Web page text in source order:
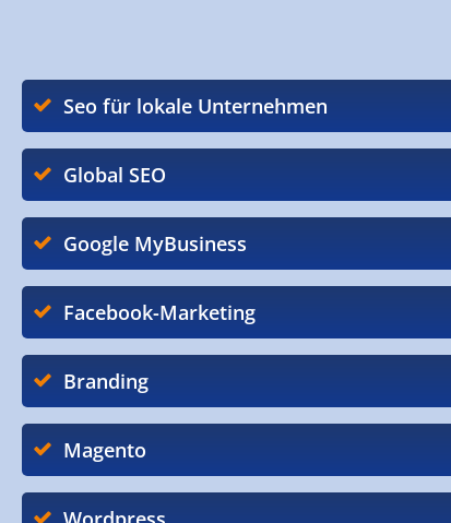
Seo für lokale Unternehmen
Global SEO
Google MyBusiness
Facebook-Marketing
Branding
Magento